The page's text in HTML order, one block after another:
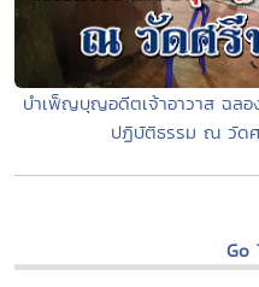
บำเพ็ญบุญอดีตเจ้าอาวาส ฉลอ
ปฏิบัติธรรม ณ วัด
Go